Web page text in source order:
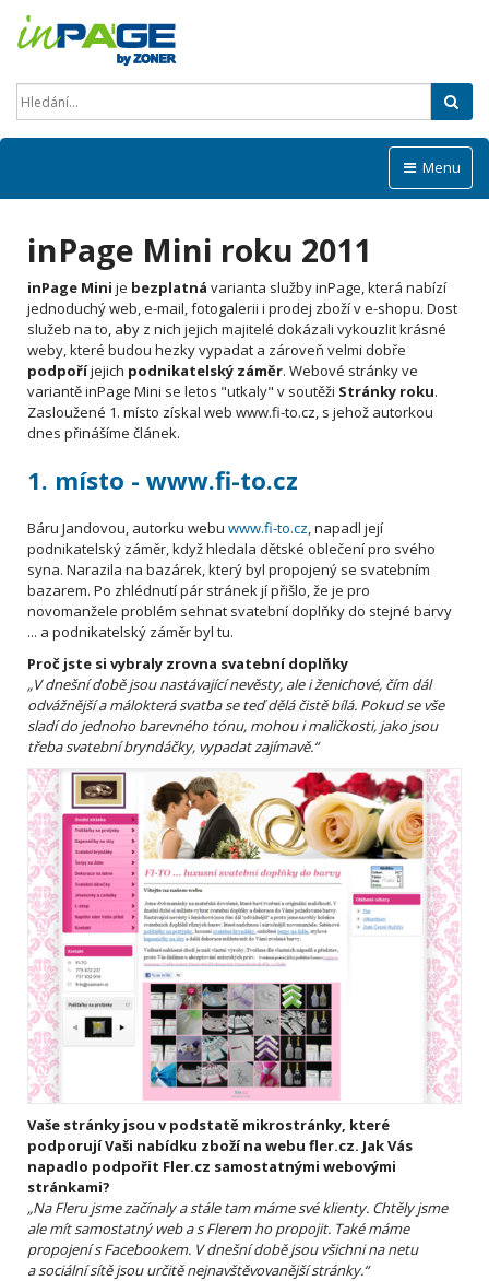
Menu
inPage Mini roku 2011
inPage Mini je bezplatná varianta služby inPage, která nabízí
jednoduchý web, e-mail, fotogalerii i prodej zboží v e-shopu. Dost
služeb na to, aby z nich jejich majitelé dokázali vykouzlit krásné
weby, které budou hezky vypadat a zároveň velmi dobře
podpoříjejich podnikatelský záměr. Webové stránky ve
variantě inPage Mini se letos "utkaly" v soutěži Stránky roku.
Zasloužené 1. místo získal web www.fi-to.cz, s jehož autorkou
dnes přinášíme článek.
1. místo - www.fi-to.cz
Báru Jandovou, autorku webu www.fi-to.cz, napadl její
podnikatelský záměr, když hledala dětské oblečení pro svého
syna. Narazila na bazárek, který byl propojený se svatebním
bazarem. Po zhlédnutí pár stránek jí přišlo, že je pro
novomanžele problém sehnat svatební doplňky do stejné barvy
... a podnikatelský záměr byl tu.
Proč jste si vybraly zrovna svatební doplňky
„V dnešní době jsou nastávající nevěsty, ale i ženichové, čím dál
odvážnější a málokterá svatba se teď dělá čistě bílá. Pokud se vše
sladí do jednoho barevného tónu, mohou i maličkosti, jako jsou
třeba svatební bryndáčky, vypadat zajímavě.“
Vaše stránky jsou v podstatě mikrostránky, které
podporují Vaši nabídku zboží na webu fler.cz. Jak Vás
napadlo podpořit Fler.cz samostatnými webovými
stránkami?
„Na Fleru jsme začínaly a stále tam máme své klienty. Chtěly jsme
ale mít samostatný web a s Flerem ho propojit. Také máme
propojení s Facebookem. V dnešnídobě jsou všichni na netu
a sociální sítě jsou určitě nejnavštěvovanější stránky.“